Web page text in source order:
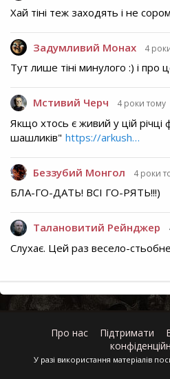
Хай тіні теж заходять і не
Задумливий Монах 4
Тут лише тіні минулого :) і про
Мстивий Черч 4 роки тому
Якщо хтось є живий у цій річці
шашликів" https://arkush…
Беззубий Монгол 4 роки
БЛА-ГО-ДАТЬ! ВСІ ГО-РЯТЬ!!!)
Талановитий Рейнджер
Слухає. Цей раз весело-
Про нас Підтримати
У разі використання матеріалів